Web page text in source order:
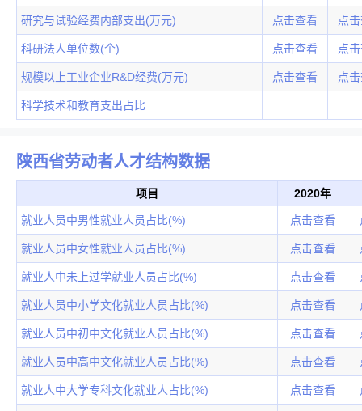
研究与试验经费内部支出(万元) 点击查看 点
科研法人单位数(个) 点击查看 点
规模以上工业企业R&D经费(万元) 点击查看 点
科学技术和教育支出占比
陕西省劳动者人才结构数据
项目 2020年
就业人员中男性就业人员占比(%) 点击查看
就业人员中女性就业人员占比(%) 点击查看
就业人中未上过学就业人员占比(%) 点击查看
就业人员中小学文化就业人员占比(%) 点击查看
就业人员中初中文化就业人员占比(%) 点击查看
就业人员中高中文化就业人员占比(%) 点击查看
就业人中大学专科文化就业人占比(%) 点击查看